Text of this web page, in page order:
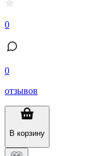
0
0
отзывов
В корзину